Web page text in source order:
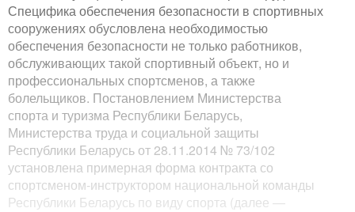
Специфика обеспечения безопасности в спортивных
сооружениях обусловлена необходимостью
обеспечения безопасности не только работников,
обслуживающих такой спортивный объект, но и
профессиональных спортсменов, а также
болельщиков. Постановлением Министерства
спорта и туризма Республики Беларусь,
Министерства труда и социальной защиты
Республики Беларусь от 28.11.2014 № 73/102
установлена примерная форма контракта со
спортсменом-инструктором национальной команды
Республики Беларусь по виду спорта (далее —